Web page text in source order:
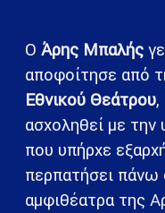
Ο Άρης Μπαλής
αποφοίτησε από
Εθνικού Θεάτρου,
ασχοληθεί με την
που υπήρχε
περπατήσει πάνω
αμφιθέατρα της